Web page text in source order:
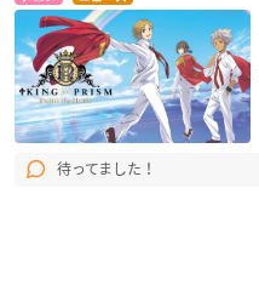
待ってました！